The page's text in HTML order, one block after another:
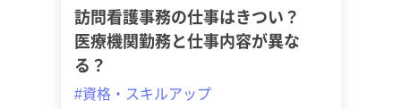
訪問看護事務の仕事はきつい？
医療機関勤務と仕事内容が異な
る？
#資格・スキルアップ